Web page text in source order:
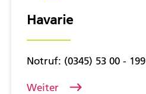
Havarie
Notruf: (0345) 53 00 - 199
Weiter